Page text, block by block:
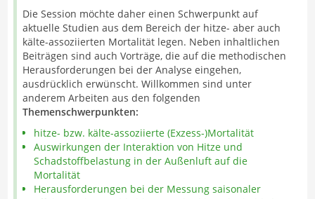
Die Session möchte daher einen Schwerpunkt auf
aktuelle Studien aus dem Bereich der hitze- aber auch
kälte-assoziierten Mortalität legen. Neben inhaltlichen
Beiträgen sind auch Vorträge, die auf die methodischen
Herausforderungen bei der Analyse eingehen,
ausdrücklich erwünscht. Willkommen sind unter
anderem Arbeiten aus den folgenden
Themenschwerpunkten:
hitze- bzw. kälte-assoziierte (Exzess-)Mortalität
Auswirkungen der Interaktion von Hitze und
Schadstoffbelastung in der Außenluft auf die
Mortalität
Herausforderungen bei der Messung saisonaler